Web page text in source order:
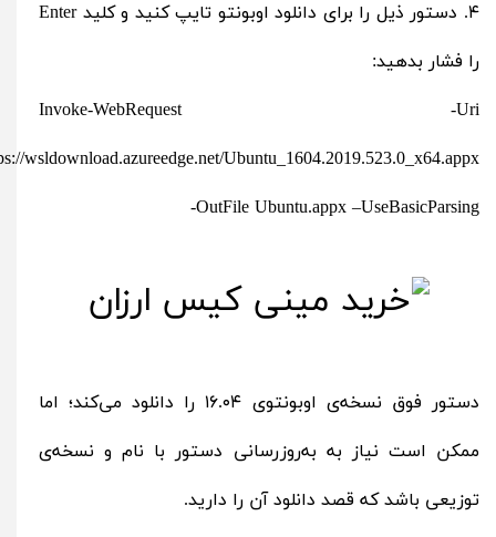
۴. دستور ذیل را برای دانلود اوبونتو تایپ کنید و کلید Enter
را فشار بدهید:
Invoke-WebRequest -Uri
wsldownload.azureedge.net/Ubuntu_1604.2019.523.0_x64.appx
-OutFile Ubuntu.appx –UseBasicParsing
دستور فوق نسخه‌ی اوبونتوی ۱۶.۰۴ را دانلود می‌کند؛ اما
ممکن است نیاز به به‌روزرسانی دستور با نام و نسخه‌ی
توزیعی باشد که قصد دانلود آن را دارید.